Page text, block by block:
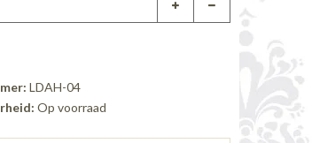
LDAH-04
Op voorraad